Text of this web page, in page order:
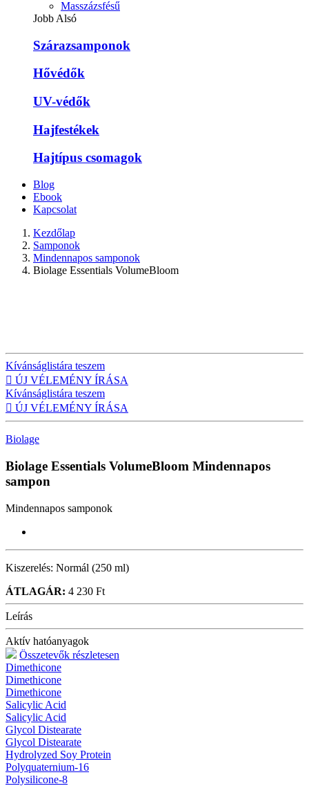
Masszázsfésű
Jobb Alsó
Szárazsamponok
Hővédők
UV-védők
Hajfestékek
Hajtípus csomagok
Blog
Ebook
Kapcsolat
Kezdőlap
Samponok
Mindennapos samponok
Biolage Essentials VolumeBloom
Kívánságlistára teszem
 ÚJ VÉLEMÉNY ÍRÁSA
Kívánságlistára teszem
 ÚJ VÉLEMÉNY ÍRÁSA
Biolage
Biolage Essentials VolumeBloom Mindennapos
sampon
Mindennapos samponok
Kiszerelés: Normál (250 ml)
ÁTLAGÁR: 4 230 Ft
Leírás
Aktív hatóanyagok
Összetevők részletesen
Dimethicone
Dimethicone
Dimethicone
Salicylic Acid
Salicylic Acid
Glycol Distearate
Glycol Distearate
Hydrolyzed Soy Protein
Polyquaternium-16
Polysilicone-8